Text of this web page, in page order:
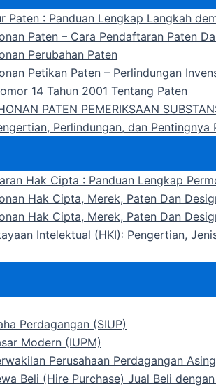
Paten : Panduan Lengkap Langkah
Paten – Cara Pendaftaran Paten
Perubahan Paten
Petikan Paten – Perlindungan
14 Tahun 2001 Tentang Paten
PATEN PEMERIKSAAN
Perlindungan, dan Pentingnya
Hak Cipta : Panduan Lengkap
Hak Cipta, Merek, Paten Dan
Hak Cipta, Merek, Paten Dan
Intelektual (HKI): Pengertian,
Perdagangan (SIUP)
Modern (IUPM)
Perusahaan Perdagangan
Beli (Hire Purchase) Jual Beli